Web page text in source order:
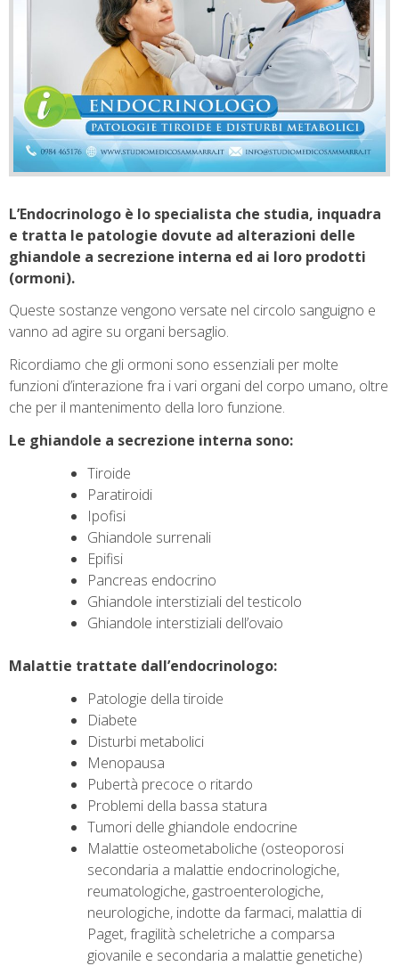
L’Endocrinologo è lo specialista che studia, inquadra
e tratta le patologie dovute ad alterazioni delle
ghiandole a secrezione interna ed ai loro prodotti
(ormoni).
Queste sostanze vengono versate nel circolo sanguigno e
vanno ad agire su organi bersaglio.
Ricordiamo che gli ormoni sono essenziali per molte
funzioni d’interazione fra i vari organi del corpo umano, oltre
che per il mantenimento della loro funzione.
Le ghiandole a secrezione interna sono:
Tiroide
Paratiroidi
Ipofisi
Ghiandole surrenali
Epifisi
Pancreas endocrino
Ghiandole interstiziali del testicolo
Ghiandole interstiziali dell’ovaio
Malattie trattate dall’endocrinologo:
Patologie della tiroide
Diabete
Disturbi metabolici
Menopausa
Pubertà precoce o ritardo
Problemi della bassa statura
Tumori delle ghiandole endocrine
Malattie osteometaboliche (osteoporosi
secondaria a malattie endocrinologiche,
reumatologiche, gastroenterologiche,
neurologiche, indotte da farmaci, malattia di
Paget, fragilità scheletriche a comparsa
giovanile e secondaria a malattie genetiche)